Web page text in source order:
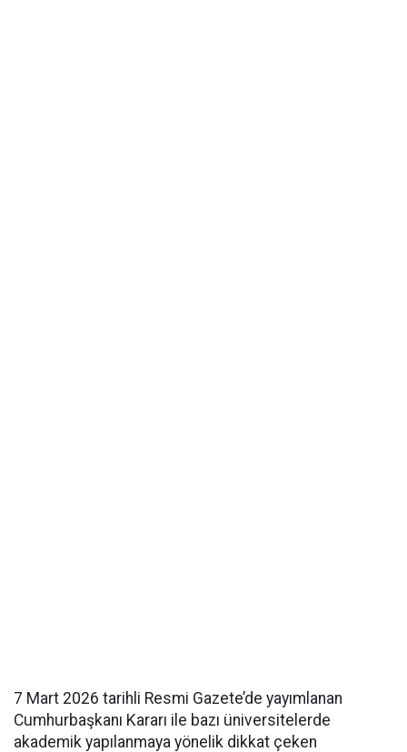
7 Mart 2026 tarihli Resmi Gazete’de yayımlanan
Cumhurbaşkanı Kararı ile bazı üniversitelerde
akademik yapılanmaya yönelik dikkat çeken